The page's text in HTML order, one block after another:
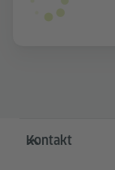
Service-
Kontakt